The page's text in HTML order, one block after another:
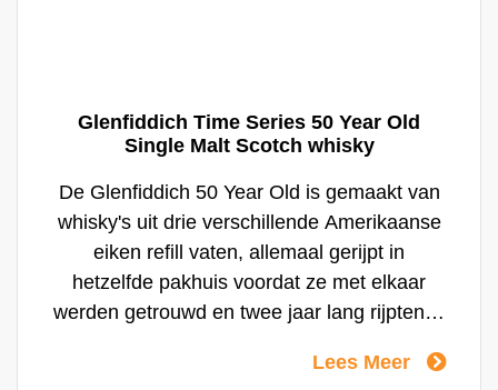
Glenfiddich Time Series 50 Year Old
Single Malt Scotch whisky
De Glenfiddich 50 Year Old is gemaakt van
whisky's uit drie verschillende Amerikaanse
eiken refill vaten, allemaal gerijpt in
hetzelfde pakhuis voordat ze met elkaar
werden getrouwd en twee jaar lang rijpten in
slechts 220 decanters van deze kostbare
Lees Meer